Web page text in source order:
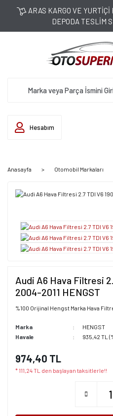
ARAS KARGO VE YURTİÇİ
DEPODA TESLİM
Hesabım
Anasayfa Otomobil Markaları
Audi A6 Hava Filtresi
2004-2011 HENGST
%100 Orijinal Hengst Marka Hava
Marka
HENGST
Havale
935,42 TL
974,40 TL
* 111,24 TL den başlayan taksitlerle!!